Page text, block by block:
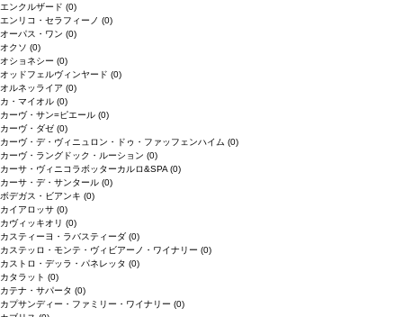
エンクルザード (0)
エンリコ・セラフィーノ (0)
オーパス・ワン (0)
オクソ (0)
オショネシー (0)
オッドフェルヴィンヤード (0)
オルネッライア (0)
カ・マイオル (0)
カーヴ・サン=ピエール (0)
カーヴ・ダゼ (0)
カーヴ・デ・ヴィニュロン・ドゥ・ファッフェンハイム (0)
カーヴ・ラングドック・ルーション (0)
カーサ・ヴィニコラボッターカルロ&SPA (0)
カーサ・デ・サンタール (0)
ボデガス・ビアンキ (0)
カイアロッサ (0)
カヴィッキオリ (0)
カスティーヨ・ラバスティーダ (0)
カステッロ・モンテ・ヴィビアーノ・ワイナリー (0)
カストロ・デッラ・パネレッタ (0)
カタラット (0)
カテナ・サパータ (0)
カプサンディー・ファミリー・ワイナリー (0)